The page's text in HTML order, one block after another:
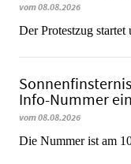
vom 08.08.2026
Der Protestzug
Info-Nummer ein
vom 08.08.2026
Die Nummer ist am